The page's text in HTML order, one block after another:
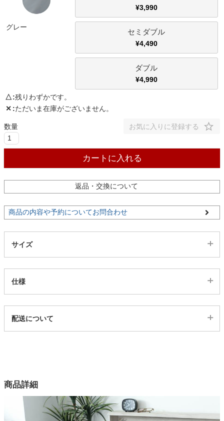
キッチン用品
家電・照明器具
グレー
¥3,990
セミダブル
¥4,490
ダブル
¥4,990
△ 残りわずかです。
✕ ただいま在庫がございません。
お気に入りに登録する
カートに入れる
返品・交換について
商品の内容や予約についてお問合わせ
サイズ
仕様
13001290
幅140×奥行200×高さ38(cm)
カラー
配送について
商品詳細